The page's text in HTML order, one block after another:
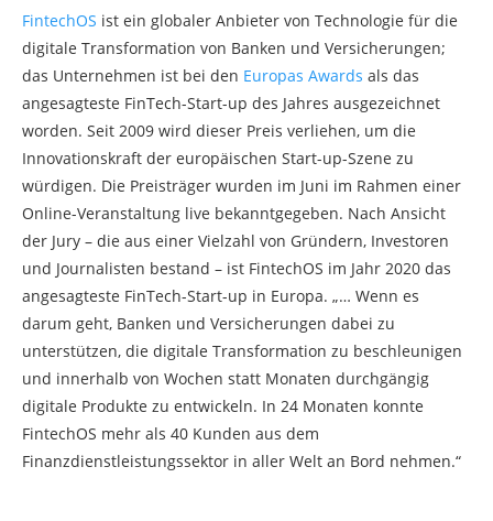
FintechOS ist ein globaler Anbieter von Technologie für die
digitale Transformation von Banken und Versicherungen;
das Unternehmen ist bei den Europas Awards als das
angesagteste FinTech-Start-up des Jahres ausgezeichnet
worden. Seit 2009 wird dieser Preis verliehen, um die
Innovationskraft der europäischen Start-up-Szene zu
würdigen. Die Preisträger wurden im Juni im Rahmen einer
Online-Veranstaltung live bekanntgegeben. Nach Ansicht
der Jury – die aus einer Vielzahl von Gründern, Investoren
und Journalisten bestand – ist FintechOS im Jahr 2020 das
angesagteste FinTech-Start-up in Europa. „… Wenn es
darum geht, Banken und Versicherungen dabei zu
unterstützen, die digitale Transformation zu beschleunigen
und innerhalb von Wochen statt Monaten durchgängig
digitale Produkte zu entwickeln. In 24 Monaten konnte
FintechOS mehr als 40 Kunden aus dem
Finanzdienstleistungssektor in aller Welt an Bord nehmen.“